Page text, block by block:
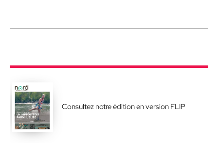
Consultez notre édition en version FLIP